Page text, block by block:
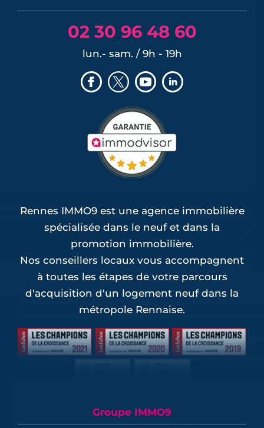
02 30 96 48 60
lun.- sam. / 9h - 19h
Rennes IMMO9 est une agence immobilière
spécialisée dans le neuf et dans la
promotion immobilière.
Nos conseillers locaux vous accompagnent
à toutes les étapes de votre parcours
d'acquisition d'un logement neuf dans la
métropole Rennaise.
Groupe IMMO9